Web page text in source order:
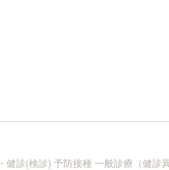
健診(検診) 予防接種 一般診療（